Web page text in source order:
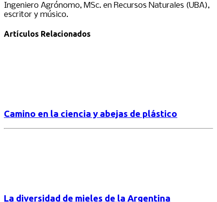
Ingeniero Agrónomo, MSc. en Recursos Naturales (UBA),
escritor y músico.
Artículos Relacionados
Camino en la ciencia y abejas de plástico
La diversidad de mieles de la Argentina